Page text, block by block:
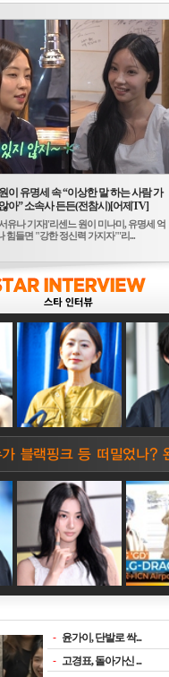
이 유명세 속 “이상한 말 하는 사람 가
아” 소속사 든든(전참시)[어제TV]
유나 기자]'리센느 원이 미나미, 유명세 억
힘들면 "강한 정신력 가지자"'리...
- 윤가이, 단발로 싹...
- 고경표, 돌아가신 ...